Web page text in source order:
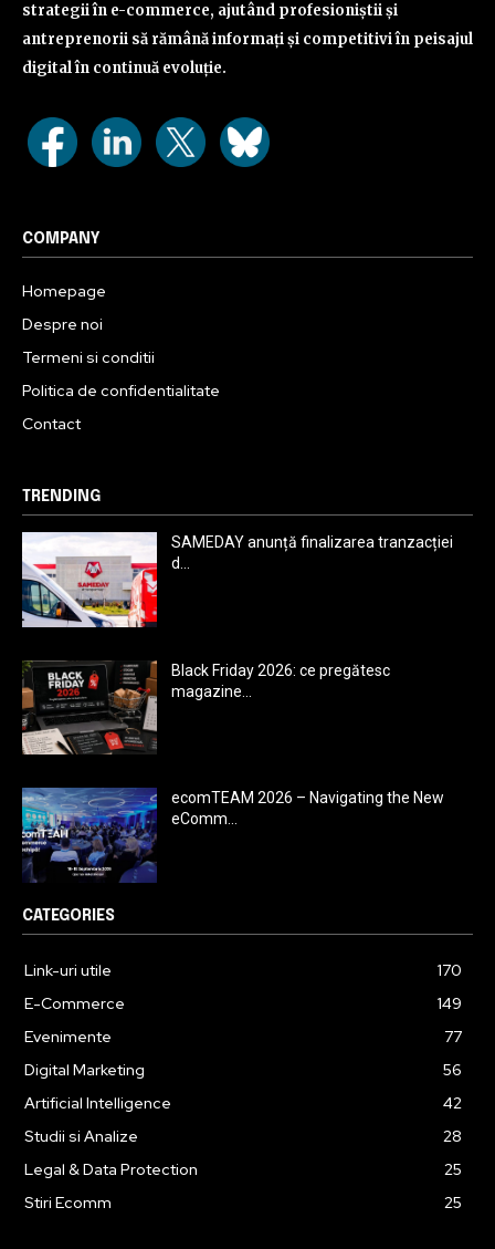
strategii în e-commerce, ajutând profesioniștii și
antreprenorii să rămână informați și competitivi în peisajul
digital în continuă evoluție.
COMPANY
Homepage
Despre noi
Termeni si conditii
Politica de confidentialitate
Contact
TRENDING
SAMEDAY anunță finalizarea tranzacției
d...
Black Friday 2026: ce pregătesc
magazine...
ecomTEAM 2026 – Navigating the New
eComm...
CATEGORIES
Link-uri utile
170
E-Commerce
149
Evenimente
77
Digital Marketing
56
Artificial Intelligence
42
Studii si Analize
28
Legal & Data Protection
25
Stiri Ecomm
25